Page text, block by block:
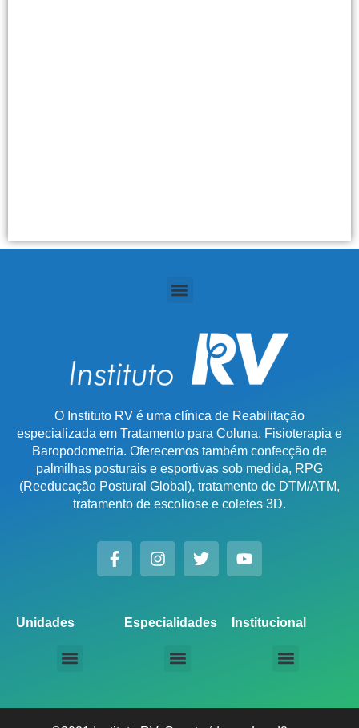
O Instituto RV é uma clínica de Reabilitação
especializada em Tratamento para Coluna, Fisioterapia e
Baropodometria. Oferecemos também confecção de
palmilhas posturais e esportivas sob medida, RPG
(Reeducação Postural Global), tratamento de DTM/ATM,
tratamento de escoliose e coletes 3D.
Unidades Especialidades Institucional